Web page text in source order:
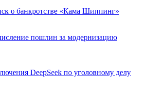
о банкротстве «Кама Шиппинг»
пошлин за модернизацию
DeepSeek по уголовному делу